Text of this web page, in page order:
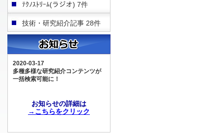
ﾃｸﾉｽﾄﾘｰﾑ(ラジオ) 7件
技術・研究紹介記事 28件
2020-03-17
多種多様な研究紹介コンテンツが
一括検索可能に！
お知らせの詳細は
→こちらをクリック